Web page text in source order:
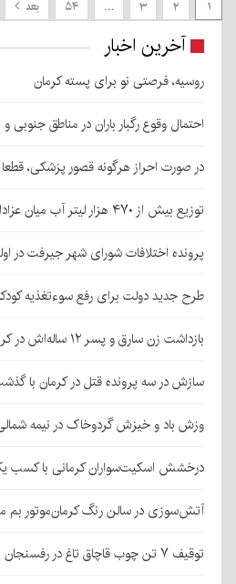
۱ ۲ ۳ … ۵۴ بعد
آخرین اخبار
روسیه، فرصتی نو برای پسته کرمان
احتمال وقوع رگبار باران در مناطق جنوبی
در صورت احراز هرگونه قصور پزشکی،
توزیع بیش از ۴۷۰ هزار لیتر آب میان عزاداران جامانده اربعین در کرمان
پرونده اختلافات شورای شهر جیرفت در
طرح جدید دولت برای رفع سوءتغذیه
بازداشت زن سارق و پسر ۱۲ ساله‌اش در کرمان
سازش در سه پرونده قتل در کرمان با
وزش باد و خیزش گردوخاک در نیمه
درخشش اسکیت‌سواران کرمانی با کسب
آتش‌سوزی در سالن رنگ کرمان‌موتور بم
توقیف ۷ تن چوب قاچاق تاغ در رفسنجان